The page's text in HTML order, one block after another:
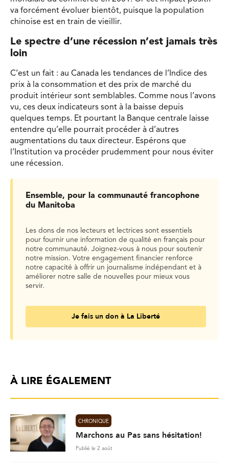
va forcément évoluer bientôt, puisque la population
chinoise est en train de vieillir.
Le spectre d’une récession n’est jamais très
loin
C’est un fait : au Canada les tendances de l’Indice des
prix à la consommation et des prix de marché du
produit intérieur sont semblables. Comme nous l’avons
vu, ces deux indicateurs sont à la baisse depuis
quelques temps. Et pourtant la Banque centrale laisse
entendre qu’elle pourrait procéder à d’autres
augmentations du taux directeur. Espérons que
l’Institution va procéder prudemment pour nous éviter
une récession.
Ensemble, pour la communauté francophone
du Manitoba
Les dons de nos lecteurs et lectrices sont essentiels
pour fournir une information de qualité en français pour
notre communauté. Joignez-vous à nous pour soutenir
notre mission. Votre engagement financier renforce
notre capacité à offrir un journalisme indépendant et à
améliorer notre salle de nouvelles pour mieux vous
servir.
Je fais un don à La Liberté
À LIRE ÉGALEMENT
CHRONIQUE
Marchons au Pas sans hésitation!
Publié le 2 août